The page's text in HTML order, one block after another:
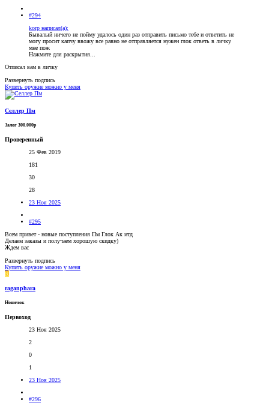
#294
korp написал(а):
Бывалый ничего не пойму удалось один раз отправить письмо тебе и ответить не
могу просит капчу ввожу все равно не отправляется нужен глок ответь в личку
мне пож
Нажмите для раскрытия...
Отписал вам в личку
Развернуть подпись
Купить оружие можно у меня
Селлер Пм
Залог 300.000р
Проверенный
25 Фев 2019
181
30
28
23 Ноя 2025
#295
Всем привет - новые поступления Пм Глок Ак итд
Делаем заказы и получаем хорошую скидку)
Ждем вас
Развернуть подпись
Купить оружие можно у меня
R
raganphara
Новичок
Первоход
23 Ноя 2025
2
0
1
23 Ноя 2025
#296